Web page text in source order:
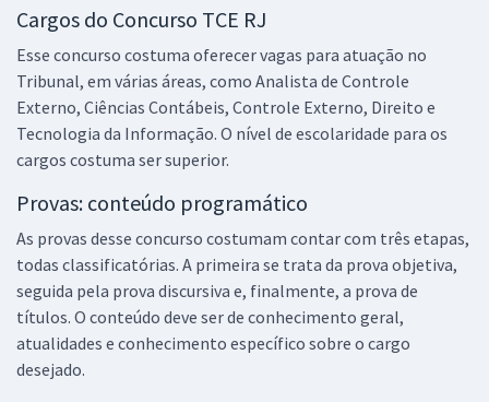
Cargos do Concurso TCE RJ
Esse concurso costuma oferecer vagas para atuação no
Tribunal, em várias áreas, como Analista de Controle
Externo, Ciências Contábeis, Controle Externo, Direito e
Tecnologia da Informação. O nível de escolaridade para os
cargos costuma ser superior.
Provas: conteúdo programático
As provas desse concurso costumam contar com três etapas,
todas classificatórias. A primeira se trata da prova objetiva,
seguida pela prova discursiva e, finalmente, a prova de
títulos. O conteúdo deve ser de conhecimento geral,
atualidades e conhecimento específico sobre o cargo
desejado.